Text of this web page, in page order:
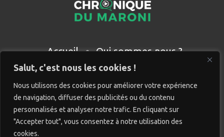
Salut, c'est nous les cookies !
Nous utilisons des cookies pour améliorer votre expérience
de navigation, diffuser des publicités ou du contenu
personnalisés et analyser notre trafic. En cliquant sur
"Accepter tout", vous consentez à notre utilisation des
cookies.
Accueil
Qui sommes nous ?
Partenaires
Contact